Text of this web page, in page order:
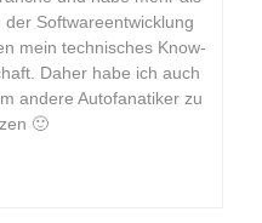
Softwareentwicklung
mein technisches Know-
Daher habe ich auch
andere Autofanatiker zu
🙂